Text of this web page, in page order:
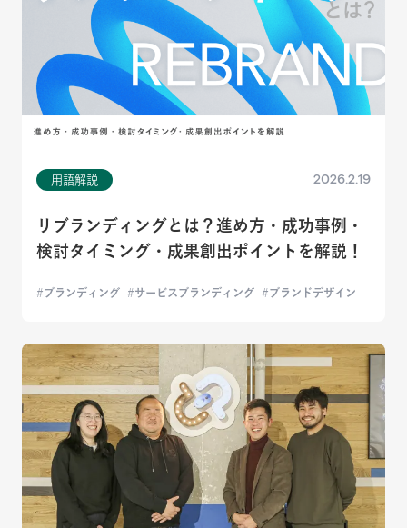
用語解説 2026.2.19
リブランディングとは？進め方・成功事例・
検討タイミング・成果創出ポイントを解説！
ブランディング サービスブランディング ブランドデザイン